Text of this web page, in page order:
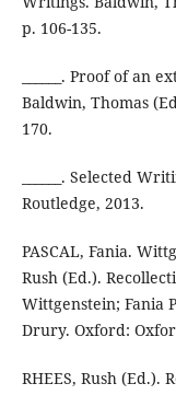
p. 106-135.
______. Proof of
Baldwin, Thomas
170.
______. Selected
Routledge, 2013.
PASCAL, Fania.
Rush (Ed.).
Wittgenstein; Fania
Drury. Oxford:
RHEES, Rush (Ed.).